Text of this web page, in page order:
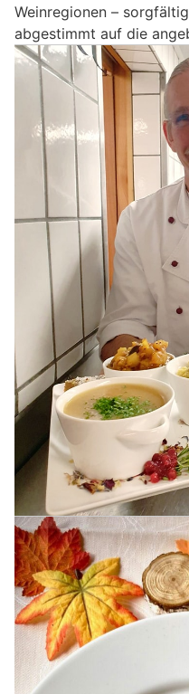
Weinregionen –
abgestimmt auf die